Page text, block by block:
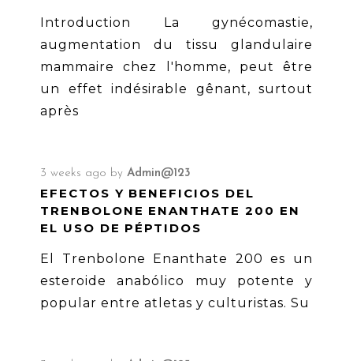
Introduction La gynécomastie,
augmentation du tissu glandulaire
mammaire chez l'homme, peut être
un effet indésirable gênant, surtout
après
3 weeks ago by Admin@123
EFECTOS Y BENEFICIOS DEL
TRENBOLONE ENANTHATE 200 EN
EL USO DE PÉPTIDOS
El Trenbolone Enanthate 200 es un
esteroide anabólico muy potente y
popular entre atletas y culturistas. Su